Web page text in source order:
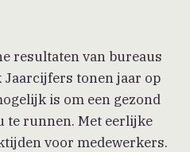
resultaten van bureaus
tonen jaar op
is om een gezond
te runnen. Met eerlijke
voor medewerkers.